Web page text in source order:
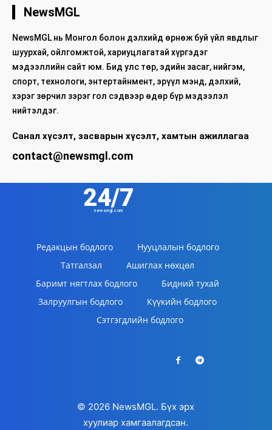
NewsMGL
NewsMGL нь Монгол болон дэлхийд өрнөж буй үйл явдлыг
шуурхай, ойлгомжтой, хариуцлагатай хүргэдэг
мэдээллийн сайт юм. Бид улс төр, эдийн засаг, нийгэм,
спорт, технологи, энтертайнмент, эрүүл мэнд, дэлхий,
хэрэг зөрчил зэрэг гол сэдвээр өдөр бүр мэдээлэл
нийтэлдэг.
Санал хүсэлт, засварын хүсэлт, хамтын ажиллагаа
contact@newsmgl.com
24/7
newsmgl.com
Редакцын бодлого
Нууцлалын бодлого
Татгалзал
Ашиглах нөхцөл
Баримт нягтлах бодлого
Бидний тухай
Залруулгын бодлого
Күүкийн бодлого
Сэтгэгдлийн бодлого
© 2026 NewsMGL. Бүх эрх
хуулиар хамгаалагдсан.